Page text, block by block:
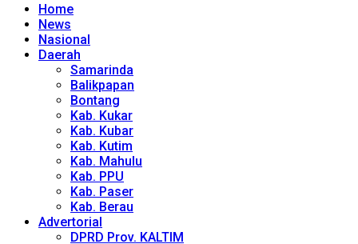
Home
News
Nasional
Daerah
Samarinda
Balikpapan
Bontang
Kab. Kukar
Kab. Kubar
Kab. Kutim
Kab. Mahulu
Kab. PPU
Kab. Paser
Kab. Berau
Advertorial
DPRD Prov. KALTIM